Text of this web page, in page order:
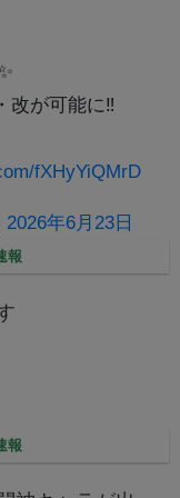
改が可能に‼
fXHyYiQMrD
2026年6月23日
報
報